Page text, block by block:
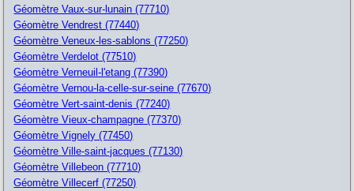
Géomètre Vaux-sur-lunain (77710)
Géomètre Vendrest (77440)
Géomètre Veneux-les-sablons (77250)
Géomètre Verdelot (77510)
Géomètre Verneuil-l'etang (77390)
Géomètre Vernou-la-celle-sur-seine (77670)
Géomètre Vert-saint-denis (77240)
Géomètre Vieux-champagne (77370)
Géomètre Vignely (77450)
Géomètre Ville-saint-jacques (77130)
Géomètre Villebeon (77710)
Géomètre Villecerf (77250)